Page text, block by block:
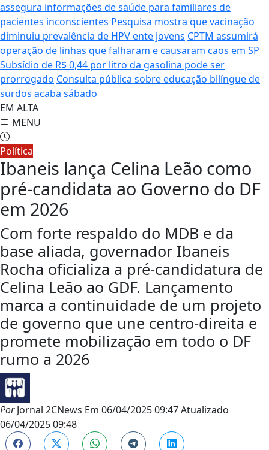
assegura informações de saúde para familiares de
pacientes inconscientes Pesquisa mostra que vacinação
diminuiu prevalência de HPV ente jovens CPTM assumirá
operação de linhas que falharam e causaram caos em SP
Subsídio de R$ 0,44 por litro da gasolina pode ser
prorrogado Consulta pública sobre educação bilíngue de
surdos acaba sábado
EM ALTA
MENU
Política
Ibaneis lança Celina Leão como
pré-candidata ao Governo do DF
em 2026
Com forte respaldo do MDB e da
base aliada, governador Ibaneis
Rocha oficializa a pré-candidatura de
Celina Leão ao GDF. Lançamento
marca a continuidade de um projeto
de governo que une centro-direita e
promete mobilização em todo o DF
rumo a 2026
PorJornal 2CNews Em 06/04/2025 09:47Atualizado
06/04/2025 09:48